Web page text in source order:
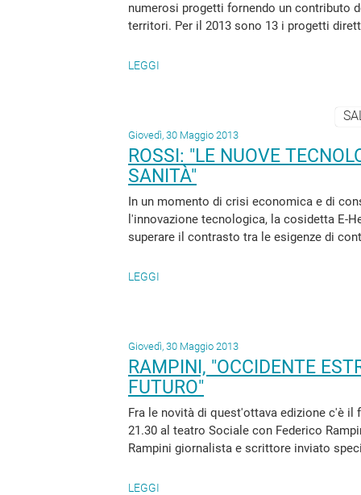
numerosi progetti fornendo un contributo
territori. Per il 2013 sono 13 i progetti
LEGGI
Giovedì, 30 Maggio 2013
ROSSI: "LE NUOVE
SANITÀ"
In un momento di crisi economica e di
l'innovazione tecnologica, la cosidetta E-
superare il contrasto tra le esigenze di
LEGGI
Giovedì, 30 Maggio 2013
RAMPINI, "OCCIDENTE
FUTURO"
Fra le novità di quest'ottava edizione c'è il
21.30 al teatro Sociale con Federico
Rampini giornalista e scrittore inviato
LEGGI